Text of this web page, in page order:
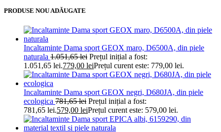
PRODUSE NOU ADĂUGATE
Incaltaminte Dama sport GEOX maro, D6500A, din piele
naturala 1.051,65lei Prețul inițial a fost:
1.051,65 lei.779,00 leiPrețul curent este: 779,00 lei.
Incaltaminte Dama sport GEOX negri, D680JA, din piele
ecologica 781,65lei Prețul inițial a fost:
781,65 lei.579,00 leiPrețul curent este: 579,00 lei.